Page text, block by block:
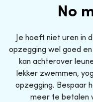
No
Je hoeft niet uren in
opzegging wel goed
kan achterover
lekker zwemmen,
opzegging. Bespaar
meer te betalen